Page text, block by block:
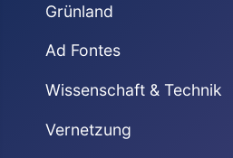
Grünland
Ad Fontes
Wissenschaft & Technik
Vernetzung